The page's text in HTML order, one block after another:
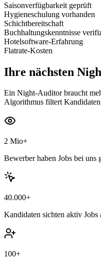
Saisonverfügbarkeit geprüft
Hygieneschulung vorhanden
Schichtbereitschaft
Buchhaltungskenntnisse
Hotelsoftware-Erfahrung
Flatrate-Kosten
Ihre nächsten
Ein Night-Auditor braucht
Algorithmus filtert
2 Mio+
Bewerber haben Jobs bei uns
40.000+
Kandidaten sichten aktiv Jobs
100+